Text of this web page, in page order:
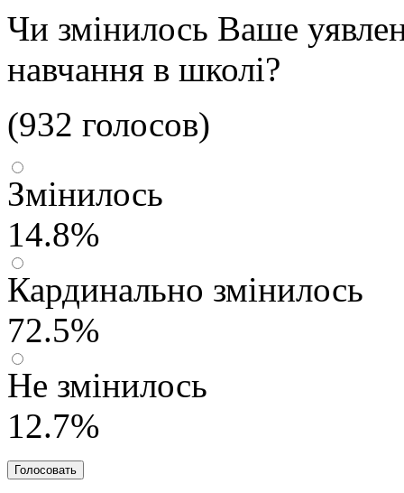
Чи змінилось Ваше
навчання в школі?
(932 голосов)
Змінилось
14.8%
Кардинально змінилось
72.5%
Не змінилось
12.7%